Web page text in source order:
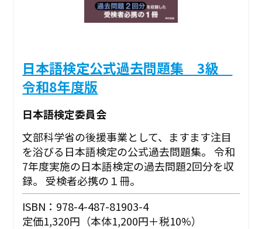
日本語検定公式過去問題集 3級
令和8年度版
日本語検定委員会
文部科学省の後援事業として、ますます注目
を浴びる日本語検定の公式過去問題集。 令和
7年度実施の日本語検定の過去問題2回分を収
録。 受検者必携の１冊。
ISBN：978-4-487-81903-4
定価1,320円（本体1,200円＋税10%）